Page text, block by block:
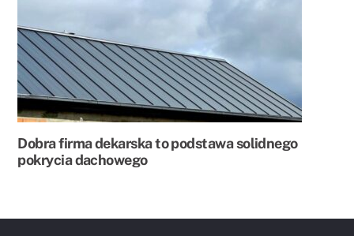
Dobra firma dekarska to podstawa solidnego
pokrycia dachowego